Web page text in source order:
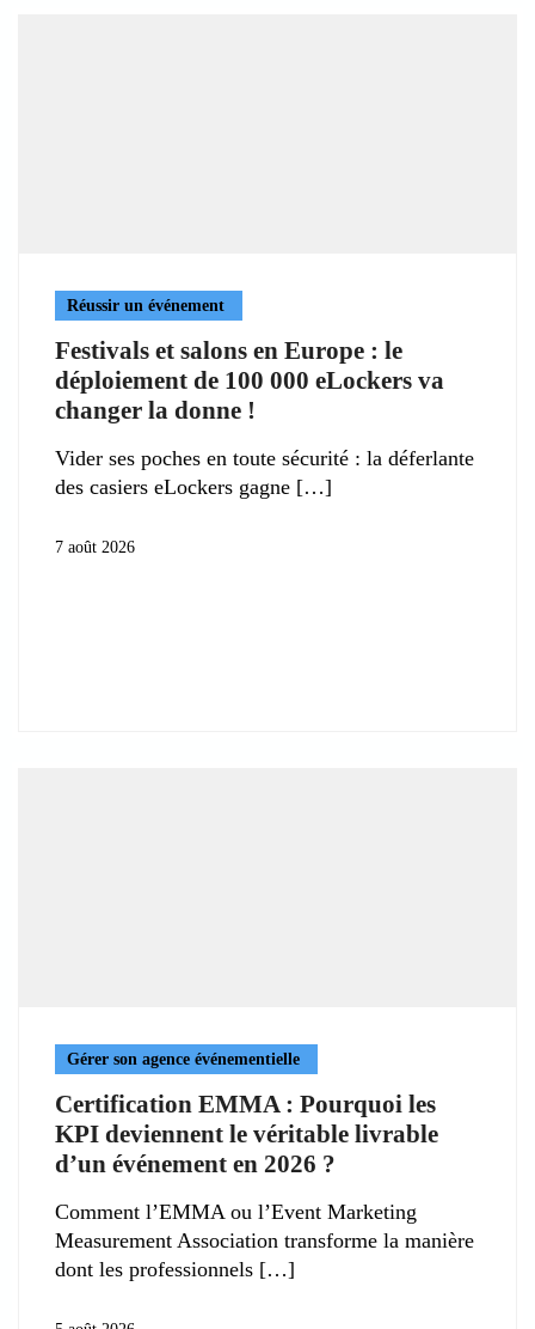
Réussir un événement
Festivals et salons en Europe : le
déploiement de 100 000 eLockers va
changer la donne !
Vider ses poches en toute sécurité : la déferlante
des casiers eLockers gagne
7 août 2026
Gérer son agence événementielle
Certification EMMA : Pourquoi les
KPI deviennent le véritable livrable
d’un événement en 2026 ?
Comment l’EMMA ou l’Event Marketing
Measurement Association transforme la manière
dont les professionnels